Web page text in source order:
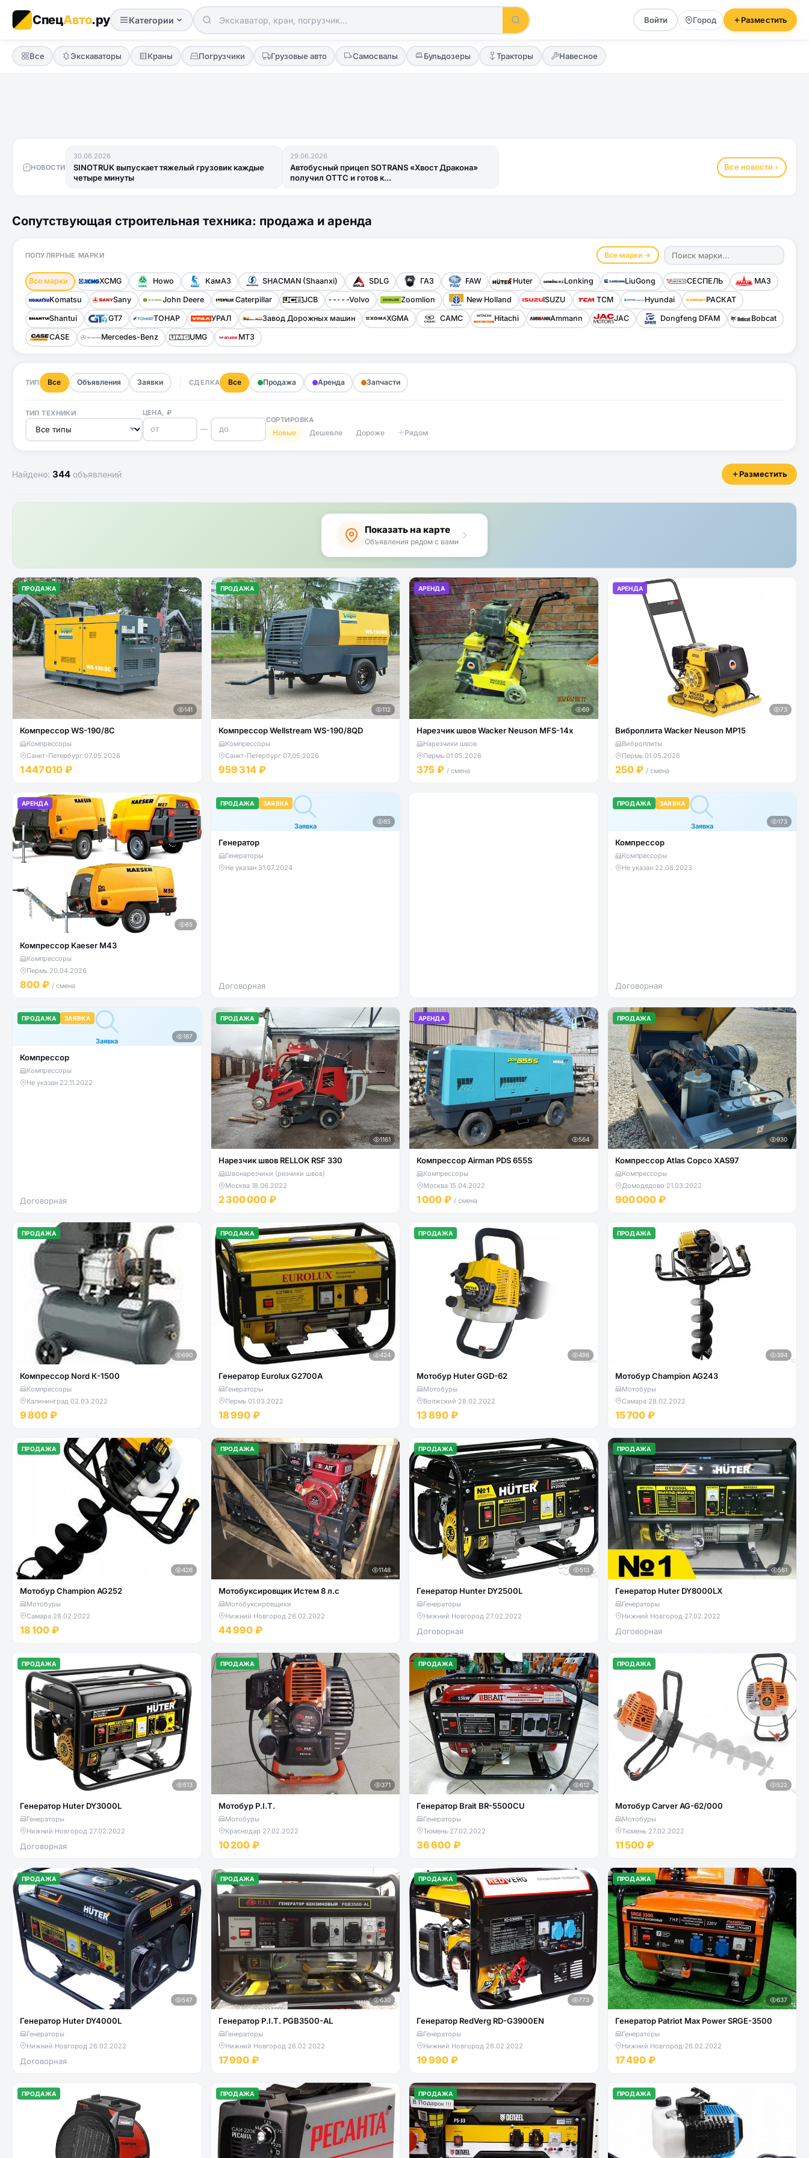
СпецАвто.ру Категории Войти Город Разместить
Все Экскаваторы Краны Погрузчики Грузовые авто Самосвалы Бульдозеры Тракторы Навесное
НОВОСТИ
30.06.2026
SINOTRUK выпускает тяжелый грузовик каждые
четыре минуты
29.06.2026
Автобусный прицеп SOTRANS «Хвост Дракона»
получил ОТТС и готов к...
Все новости
Сопутствующая строительная техника: продажа и аренда
ПОПУЛЯРНЫЕ МАРКИ Все марки →
Все марки XCMG Howo КамАЗ SHACMAN (Shaanxi) SDLG ГАЗ FAW Huter Lonking LiuGong СЕСПЕЛЬ МАЗ
Komatsu Sany John Deere Caterpillar JCB Volvo Zoomlion New Holland ISUZU TCM Hyundai РАСКАТ
Shantui GT7 ТОНАР УРАЛ Завод Дорожных машин XGMA CAMC Hitachi Ammann JAC Dongfeng DFAM Bobcat
CASE Mercedes-Benz UMG МТЗ
ТИП Все Объявления Заявки СДЕЛКА Все Продажа Аренда Запчасти
ТИП ТЕХНИКИ ЦЕНА, ₽
—
СОРТИРОВКА
Новые Дешевле Дороже Рядом
Найдено: 344 объявлений Разместить
Показать на карте
Объявления рядом с вами
ПРОДАЖА
141
Компрессор WS-190/8C
Компрессоры
Санкт-Петербург·07.05.2026
1 447 010 ₽
ПРОДАЖА
112
Компрессор Wellstream WS-190/8QD
Компрессоры
Санкт-Петербург·07.05.2026
959 314 ₽
АРЕНДА
69
Нарезчик швов Wacker Neuson MFS-14x
Нарезчики швов
Пермь·01.05.2026
375 ₽ / смена
АРЕНДА
73
Виброплита Wacker Neuson MP15
Виброплиты
Пермь·01.05.2026
250 ₽ / смена
АРЕНДА
65
Компрессор Kaeser M43
Компрессоры
Пермь·20.04.2026
800 ₽ / смена
Заявка
ПРОДАЖА ЗАЯВКА
85
Генератор
Генераторы
Не указан·31.07.2024
Договорная
Заявка
ПРОДАЖА ЗАЯВКА
173
Компрессор
Компрессоры
Не указан·22.08.2023
Договорная
Заявка
ПРОДАЖА ЗАЯВКА
187
Компрессор
Компрессоры
Не указан·22.11.2022
Договорная
ПРОДАЖА
1161
Нарезчик швов RELLOK RSF 330
Швонарезчики (резчики швов)
Москва·18.06.2022
2 300 000 ₽
АРЕНДА
564
Компрессор Airman PDS 655S
Компрессоры
Москва·15.04.2022
1 000 ₽ / смена
ПРОДАЖА
930
Компрессор Atlas Copco XAS97
Компрессоры
Домодедово·21.03.2022
900 000 ₽
ПРОДАЖА
690
Компрессор Nord К-1500
Компрессоры
Калининград·02.03.2022
9 800 ₽
ПРОДАЖА
424
Генератор Eurolux G2700A
Генераторы
Пермь·01.03.2022
18 990 ₽
ПРОДАЖА
498
Мотобур Huter GGD-62
Мотобуры
Волжский·28.02.2022
13 890 ₽
ПРОДАЖА
394
Мотобур Champion AG243
Мотобуры
Самара·28.02.2022
15 700 ₽
ПРОДАЖА
426
Мотобур Champion AG252
Мотобуры
Самара·28.02.2022
18 100 ₽
ПРОДАЖА
1148
Мотобуксировщик Истем 8 л.с
Мотобуксировщики
Нижний Новгород·28.02.2022
44 990 ₽
ПРОДАЖА
513
Генератор Hunter DY2500L
Генераторы
Нижний Новгород·27.02.2022
Договорная
ПРОДАЖА
561
Генератор Huter DY8000LX
Генераторы
Нижний Новгород·27.02.2022
Договорная
ПРОДАЖА
513
Генератор Huter DY3000L
Генераторы
Нижний Новгород·27.02.2022
Договорная
ПРОДАЖА
371
Мотобур P.I.T.
Мотобуры
Краснодар·27.02.2022
10 200 ₽
ПРОДАЖА
612
Генератор Brait BR-5500CU
Генераторы
Тюмень·27.02.2022
36 600 ₽
ПРОДАЖА
522
Мотобур Carver AG-62/000
Мотобуры
Тюмень·27.02.2022
11 500 ₽
ПРОДАЖА
547
Генератор Huter DY4000L
Генераторы
Нижний Новгород·26.02.2022
Договорная
ПРОДАЖА
630
Генератор P.I.T. PGB3500-AL
Генераторы
Нижний Новгород·26.02.2022
17 990 ₽
ПРОДАЖА
773
Генератор RedVerg RD-G3900EN
Генераторы
Нижний Новгород·26.02.2022
19 990 ₽
ПРОДАЖА
637
Генератор Patriot Max Power SRGE-3500
Генераторы
Нижний Новгород·26.02.2022
17 490 ₽
ПРОДАЖА ПРОДАЖА ПРОДАЖА ПРОДАЖА